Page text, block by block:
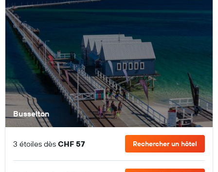
Busselton
3 étoiles dès CHF 57 Rechercher un hôtel